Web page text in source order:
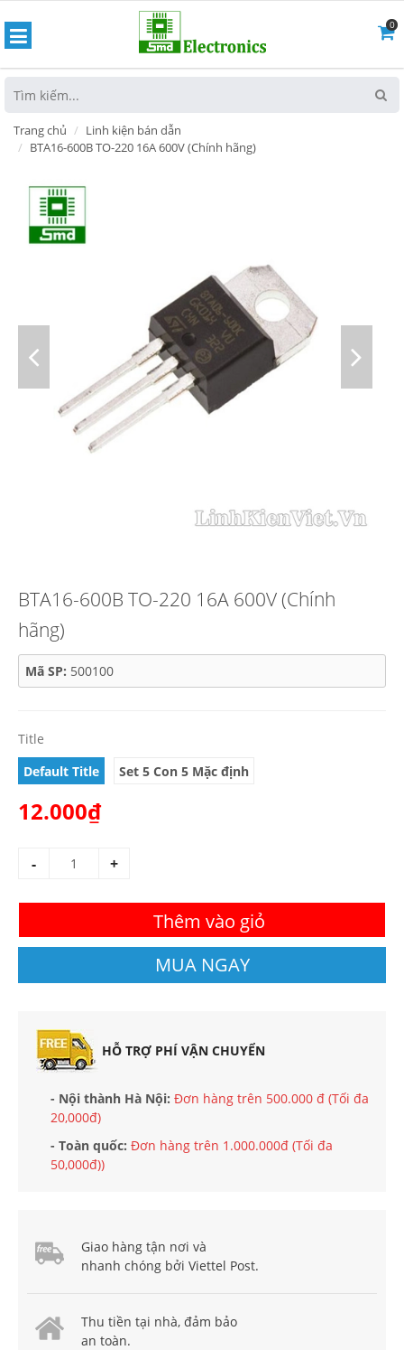
0
Trang chủ
Linh kiện bán dẫn
BTA16-600B TO-220 16A 600V (Chính hãng)
BTA16-600B TO-220 16A 600V (Chính
hãng)
Mã SP: 500100
Title
Default Title
Set 5 Con 5 Mặc định
12.000₫
- +
Thêm vào giỏ
MUA NGAY
HỖ TRỢ PHÍ VẬN CHUYỂN
- Nội thành Hà Nội: Đơn hàng trên 500.000 đ (Tối đa
20,000đ)
- Toàn quốc: Đơn hàng trên 1.000.000đ (Tối đa
50,000đ))
Giao hàng tận nơi và
nhanh chóng bởi Viettel Post.
Thu tiền tại nhà, đảm bảo
an toàn.